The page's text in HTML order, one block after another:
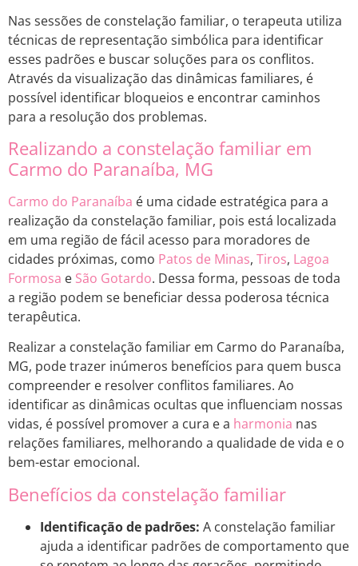
Nas sessões de constelação familiar, o terapeuta utiliza
técnicas de representação simbólica para identificar
esses padrões e buscar soluções para os conflitos.
Através da visualização das dinâmicas familiares, é
possível identificar bloqueios e encontrar caminhos
para a resolução dos problemas.
Realizando a constelação familiar em
Carmo do Paranaíba, MG
Carmo do Paranaíba é uma cidade estratégica para a
realização da constelação familiar, pois está localizada
em uma região de fácil acesso para moradores de
cidades próximas, como Patos de Minas, Tiros, Lagoa
Formosa e São Gotardo. Dessa forma, pessoas de toda
a região podem se beneficiar dessa poderosa técnica
terapêutica.
Realizar a constelação familiar em Carmo do Paranaíba,
MG, pode trazer inúmeros benefícios para quem busca
compreender e resolver conflitos familiares. Ao
identificar as dinâmicas ocultas que influenciam nossas
vidas, é possível promover a cura e a harmonia nas
relações familiares, melhorando a qualidade de vida e o
bem-estar emocional.
Benefícios da constelação familiar
Identificação de padrões: A constelação familiar
ajuda a identificar padrões de comportamento que